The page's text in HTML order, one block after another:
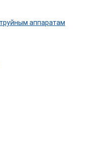
аппаратам